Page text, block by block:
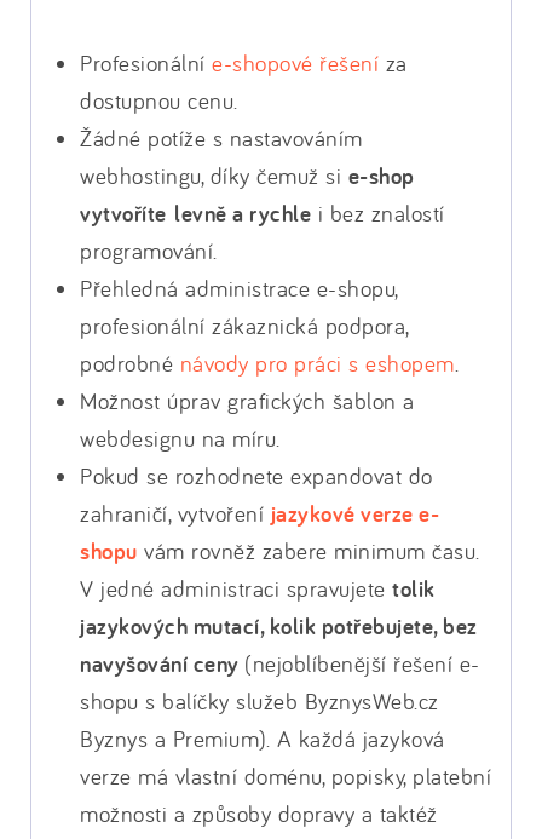
Profesionální e-shopové řešení za
dostupnou cenu.
Žádné potíže s nastavováním
webhostingu, díky čemuž si e-shop
vytvoříte levně a rychle i bez znalostí
programování.
Přehledná administrace e-shopu,
profesionální zákaznická podpora,
podrobné návody pro práci s eshopem
Možnost úprav grafických šablon a
webdesignu na míru.
Pokud se rozhodnete expandovat do
zahraničí, vytvoření jazykové verze e-
shopu vám rovněž zabere minimum času.
V jedné administraci spravujete tolik
jazykových mutací, kolik potřebujete, bez
navyšování ceny (nejoblíbenější řešení e-
shopu s balíčky služeb ByznysWeb.cz
Byznys a Premium). A každá jazyková
verze má vlastní doménu, popisky, platební
možnosti a způsoby dopravy a taktéž